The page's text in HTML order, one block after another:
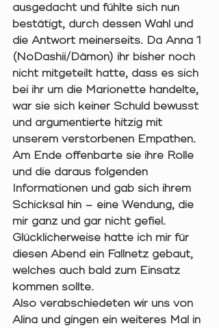
ausgedacht und fühlte sich nun
bestätigt, durch dessen Wahl und
die Antwort meinerseits. Da Anna 1
(NoDashii/Dämon) ihr bisher noch
nicht mitgeteilt hatte, dass es sich
bei ihr um die Marionette handelte,
war sie sich keiner Schuld bewusst
und argumentierte hitzig mit
unserem verstorbenen Empathen.
Am Ende offenbarte sie ihre Rolle
und die daraus folgenden
Informationen und gab sich ihrem
Schicksal hin – eine Wendung, die
mir ganz und gar nicht gefiel.
Glücklicherweise hatte ich mir für
diesen Abend ein Fallnetz gebaut,
welches auch bald zum Einsatz
kommen sollte.
Also verabschiedeten wir uns von
Alina und gingen ein weiteres Mal in